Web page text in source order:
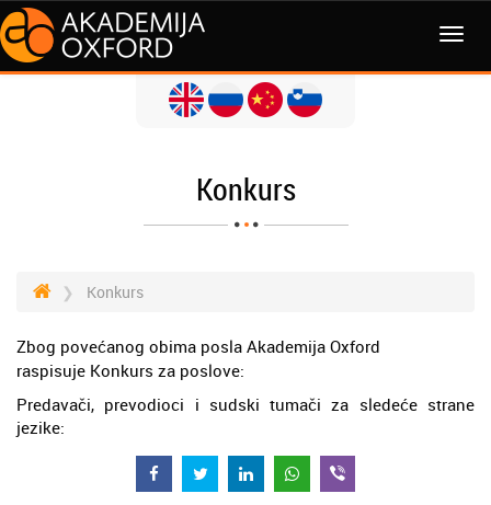
Konkurs
Konkurs
Zbog povećanog obima posla Akademija Oxford
raspisuje Konkurs za poslove:
Predavači, prevodioci i sudski tumači za sledeće strane
jezike: